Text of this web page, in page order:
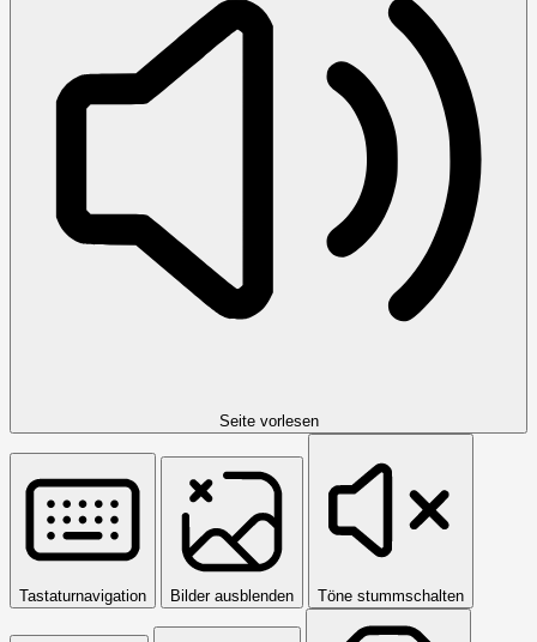
Seite vorlesen
Tastaturnavigation Bilder ausblenden Töne stummschalten